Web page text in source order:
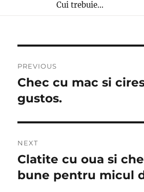
Cui trebuie...
navigation
PREVIOUS
Previous
post:
Chec cu mac si
gustos.
NEXT
Next
post:
Clatite cu oua si
bune pentru micul